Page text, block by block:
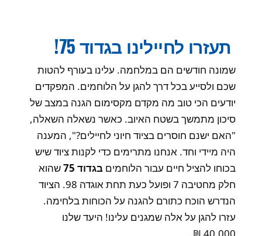
תעזרו לחיילינו בגדוד 75!
שמונה חודשים הם במלחמה. עלינו בעורף להטות
שכם ולסייע בכל דרך להגן על הלוחמים. המפקדים
יודעים הכי טוב מה מקדם מקסימום הגנה במצב של
סיכון מתמשך בשטח האיוב. כאשר נשאלה השאלה,
"האם ישנם חוסרים בציוד חיוני לחיילים?", המענה
היה מיידי וחד. אנחנו מתרימים כדי לקנות ציוד שיש
בכוחו להציל חיים עבור הלוחמים בגדוד 75
שהוא
חלק מחטיבה 7 ופועל כעת תחת אוגדה 98. הציוד
הנדרש הוכח כתורם להגנה על הכוחות בלחימה.
עזרו להגן על אלה שמגנים עלינו! היעד שלנו